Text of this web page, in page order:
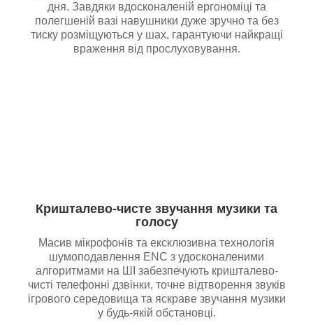
дня. Завдяки вдосконаленій ергономіці та
полегшеній вазі навушники дуже зручно та без
тиску розміщуються у шах, гарантуючи найкращі
враження від прослуховування.
Кришталево-чисте звучання музики та
голосу
Масив мікрофонів та ексклюзивна технологія
шумоподавлення ENC з удосконаленими
алгоритмами на ШІ забезпечують кришталево-
чисті телефонні дзвінки, точне відтворення звуків
ігрового середовища та яскраве звучання музики
у будь-якій обстановці.